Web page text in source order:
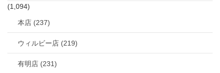
(1,094)
本店 (237)
ウィルビー店 (219)
有明店 (231)